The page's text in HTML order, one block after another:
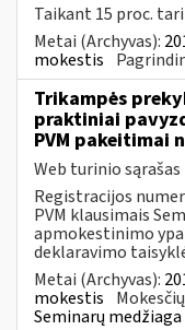
Taikant 15 proc.
Metai (Archyvas):
mokestis
Trikampės
praktiniai
PVM pakeitimai
Web turinio sąrašas
Registracijos
PVM klausimais
apmokestinimo
deklaravimo
Metai (Archyvas):
mokestis
Seminarų medžiaga